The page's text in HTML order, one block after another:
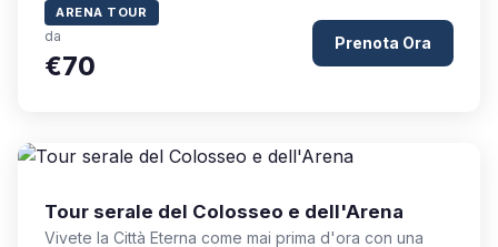
ARENA TOUR
da
€70
Prenota Ora
Tour serale del Colosseo e dell'Arena
Vivete la Città Eterna come mai prima d'ora con una